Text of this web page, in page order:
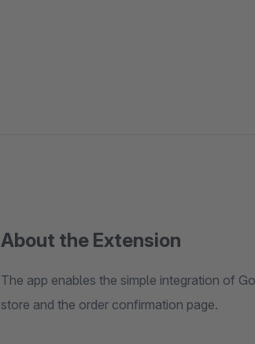
About the Extension
The app enables the simple integration of
store and the order confirmation page.